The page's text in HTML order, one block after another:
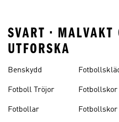
SVART • MALVAKT
UTFORSKA
Benskydd
Fotboll Tröjor
Fotbollar
Fotbollskor
Fotbollskor